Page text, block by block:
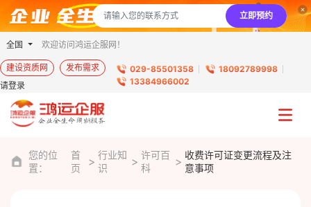
立即预约
全国 欢迎访问鸿运企服网！
建设资质网
发布需求
请登录
029-85501358
18092789998
13384966002
您的位
置：
首
页
行业知
识
许可百
科
收费许可证变更流程及注
意事项